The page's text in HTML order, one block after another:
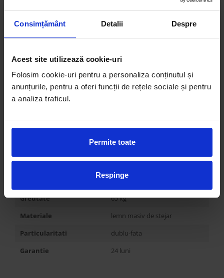
Consimțământ Detalii Despre
Acest site utilizează cookie-uri
Folosim cookie-uri pentru a personaliza conținutul și
anunțurile, pentru a oferi funcții de rețele sociale și pentru
a analiza traficul.
Permite toate
Respinge
Lungime
Inaltime picioare/soclu
20 cm
Tragatoare
Balamale usi
-
NU, dar se poate ancora de
perete
Greutate
65 kg
Materiale
lemn masiv de stejar
Particularitati
dublu-fata
Garantie
24 luni